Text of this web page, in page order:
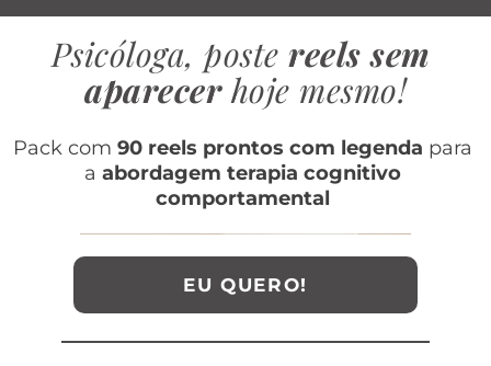
Psicóloga, poste reels sem
aparecer hoje mesmo!
Pack com 90 reels prontos com legenda para
a abordagem terapia cognitivo
comportamental
EU QUERO!